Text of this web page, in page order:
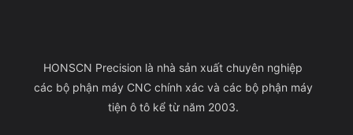
HONSCN Precision là nhà sản xuất chuyên nghiệp
các bộ phận máy CNC chính xác và các bộ phận máy
tiện ô tô kể từ năm 2003.